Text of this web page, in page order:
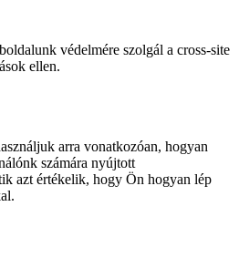
védelmére szolgál a cross-site
ellen.
arra vonatkozóan, hogyan
számára nyújtott
azt értékelik, hogy Ön hogyan lép